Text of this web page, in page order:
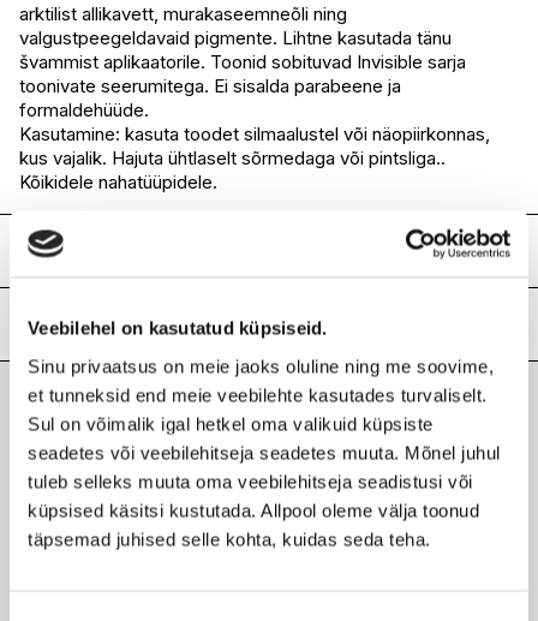
Veebilehel on kasutatud küpsiseid.
Sinu privaatsus on meie jaoks oluline ning me soovime,
et tunneksid end meie veebilehte kasutades turvaliselt.
Sul on võimalik igal hetkel oma valikuid küpsiste
seadetes või veebilehitseja seadetes muuta. Mõnel juhul
tuleb selleks muuta oma veebilehitseja seadistusi või
küpsised käsitsi kustutada. Allpool oleme välja toonud
täpsemad juhised selle kohta, kuidas seda teha.
I.L.U. Lõunakeskus
Ei ole saadaval
I.L.U. Pärnu
Ei ole saadaval
arktilist allikavett, murakaseemneõli ning
valgustpeegeldavaid pigmente. Lihtne kasutada tänu
švammist aplikaatorile. Toonid sobituvad Invisible sarja
toonivate seerumitega. Ei sisalda parabeene ja
formaldehüüde.
Kasutamine: kasuta toodet silmaalustel või näopiirkonnas,
kus vajalik. Hajuta ühtlaselt sõrmedaga või pintsliga..
Kõikidele nahatüüpidele.
Koostis
ISODODECANE, CYCLOHEXASILOXANE,
DIMETHICONE/DIVINYLDIMETHICONE/SILSESQUIOXANE
CROSSPOLYMER, LAURYL PEG-10
TRIS(TRIMETHYLSILOXY)SILYLETHYL DIMETHICONE,
MICA, POLYGLYCERYL-4 ISOSTEARATE, MAGNESIUM
SULFATE, CETYL PEG/PPG-10/1 DIMETHICONE, HEXYL
LAURATE, POLYSILICONE-11, PROPYLENE GLYCOL,
RUBUS CHAMAEMORUS (CLOUDBERRY) SEED EXTRACT,
PHENOXYETHANOL, TRIMETHYLSILOXYSILICATE,
DISTEARDIMONIUM HECTORITE,
Lisainfo
Kaubamärk
LUMENE
Laokood
H0174613
Viimati vaadatud tooted